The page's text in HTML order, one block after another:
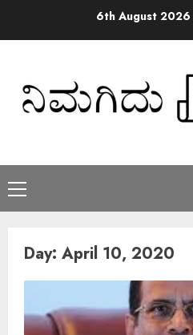
6th August 2026
Day: April 10, 2020